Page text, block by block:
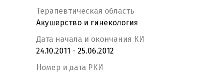
Терапевтическая область
Акушерство и гинекология
Дата начала и окончания КИ
24.10.2011 - 25.06.2012
Номер и дата РКИ